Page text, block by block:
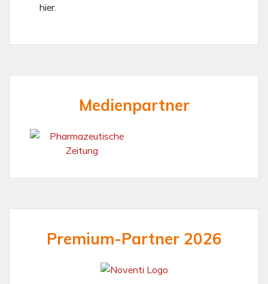
hier.
Medienpartner
Premium-Partner 2026